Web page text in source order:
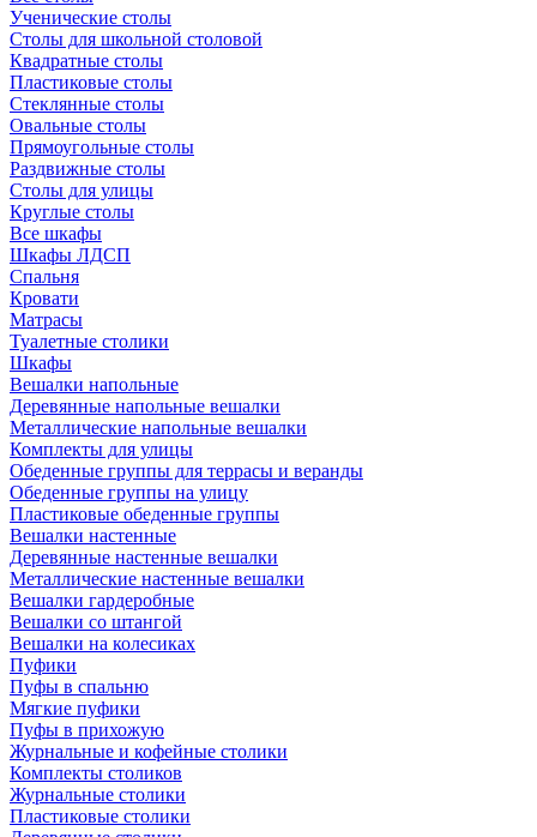
Ученические столы
Столы для школьной столовой
Квадратные столы
Пластиковые столы
Стеклянные столы
Овальные столы
Прямоугольные столы
Раздвижные столы
Столы для улицы
Круглые столы
Все шкафы
Шкафы ЛДСП
Спальня
Кровати
Матрасы
Туалетные столики
Шкафы
Вешалки напольные
Деревянные напольные вешалки
Металлические напольные вешалки
Комплекты для улицы
Обеденные группы для террасы и веранды
Обеденные группы на улицу
Пластиковые обеденные группы
Вешалки настенные
Деревянные настенные вешалки
Металлические настенные вешалки
Вешалки гардеробные
Вешалки со штангой
Вешалки на колесиках
Пуфики
Пуфы в спальню
Мягкие пуфики
Пуфы в прихожую
Журнальные и кофейные столики
Комплекты столиков
Журнальные столики
Пластиковые столики